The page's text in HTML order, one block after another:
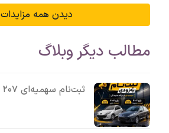
دیدن همه مزایدات
مطالب دیگر وبلاگ
ثبت‌نام سهمیه‌ای ۲۰۷ به‌زودی